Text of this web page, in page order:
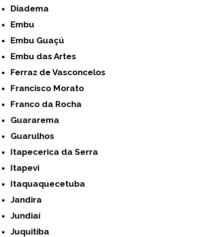
Diadema
Embu
Embu Guaçú
Embu das Artes
Ferraz de Vasconcelos
Francisco Morato
Franco da Rocha
Guararema
Guarulhos
Itapecerica da Serra
Itapevi
Itaquaquecetuba
Jandira
Jundiaí
Juquitiba